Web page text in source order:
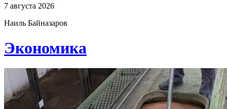
7 августа 2026
Наиль Байназаров
Экономика